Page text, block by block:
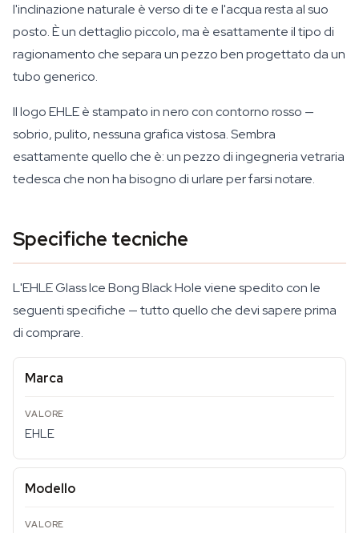
l'inclinazione naturale è verso di te e l'acqua resta al suo
posto. È un dettaglio piccolo, ma è esattamente il tipo di
ragionamento che separa un pezzo ben progettato da un
tubo generico.
Il logo EHLE è stampato in nero con contorno rosso —
sobrio, pulito, nessuna grafica vistosa. Sembra
esattamente quello che è: un pezzo di ingegneria vetraria
tedesca che non ha bisogno di urlare per farsi notare.
Specifiche tecniche
L'EHLE Glass Ice Bong Black Hole viene spedito con le
seguenti specifiche — tutto quello che devi sapere prima
di comprare.
Marca
EHLE
Modello